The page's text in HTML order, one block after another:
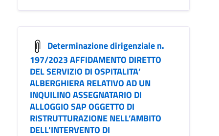
Determinazione dirigenziale n.
197/2023 AFFIDAMENTO DIRETTO
DEL SERVIZIO DI OSPITALITA’
ALBERGHIERA RELATIVO AD UN
INQUILINO ASSEGNATARIO DI
ALLOGGIO SAP OGGETTO DI
RISTRUTTURAZIONE NELL’AMBITO
DELL’INTERVENTO DI